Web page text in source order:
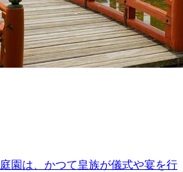
園は、かつて皇族が儀式や宴を行